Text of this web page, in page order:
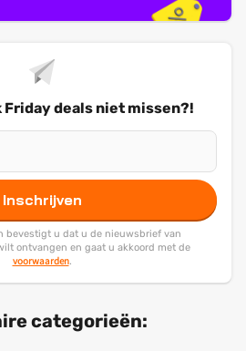
Friday deals niet missen?!
Inschrijven
bevestigt u dat u de nieuwsbrief van
ontvangen en gaat u akkoord met de
voorwaarden.
categorieën: